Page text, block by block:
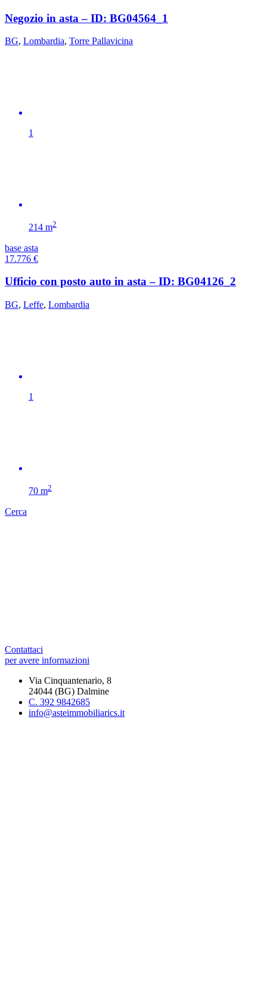
Negozio in asta – ID: BG04564_1
BG, Lombardia, Torre Pallavicina
1
214 m2
base asta
17.776 €
Ufficio con posto auto in asta – ID: BG04126_2
BG, Leffe, Lombardia
1
70 m2
Cerca
Contattaci
per avere informazioni
Via Cinquantenario, 8
24044 (BG) Dalmine
C. 392 9842685
info@asteimmobiliarics.it